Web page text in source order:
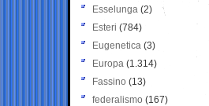
Esselunga (2)
Esteri (784)
Eugenetica (3)
Europa (1.314)
Fassino (13)
federalismo (167)